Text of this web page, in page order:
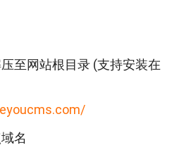
至网站根目录 (支持安装在
名